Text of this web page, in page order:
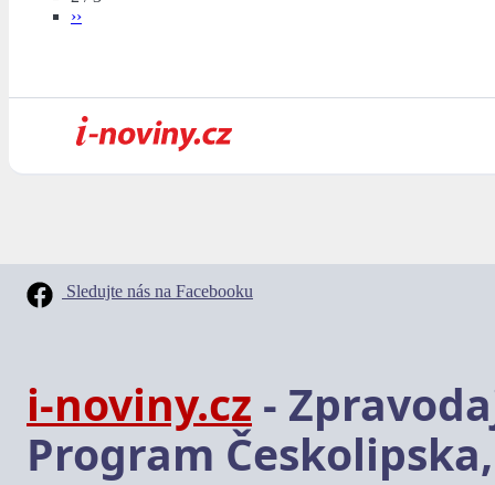
››
Sledujte nás na Facebooku
i-noviny.cz -
Program